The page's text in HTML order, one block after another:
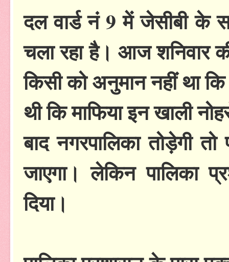
दल वार्ड नं 9 में जेसीबी के
चला रहा है। आज शनिवार
किसी को अनुमान नहीं था
थी कि माफिया इन खाली
बाद नगरपालिका तोड़ेगी
जाएगा। लेकिन पालिका
दिया।